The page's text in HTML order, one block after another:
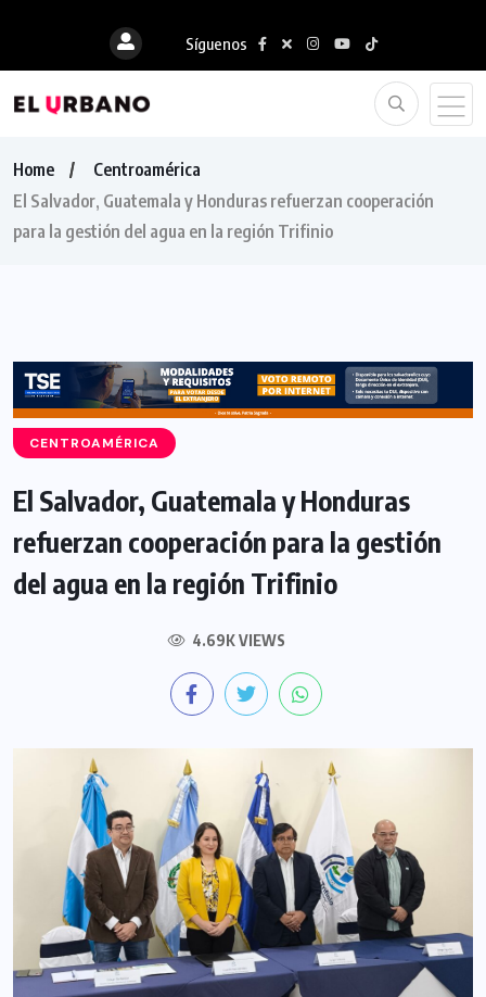
Síguenos
Home
Centroamérica
El Salvador, Guatemala y Honduras refuerzan cooperación
para la gestión del agua en la región Trifinio
CENTROAMÉRICA
El Salvador, Guatemala y Honduras
refuerzan cooperación para la gestión
del agua en la región Trifinio
4.69K VIEWS